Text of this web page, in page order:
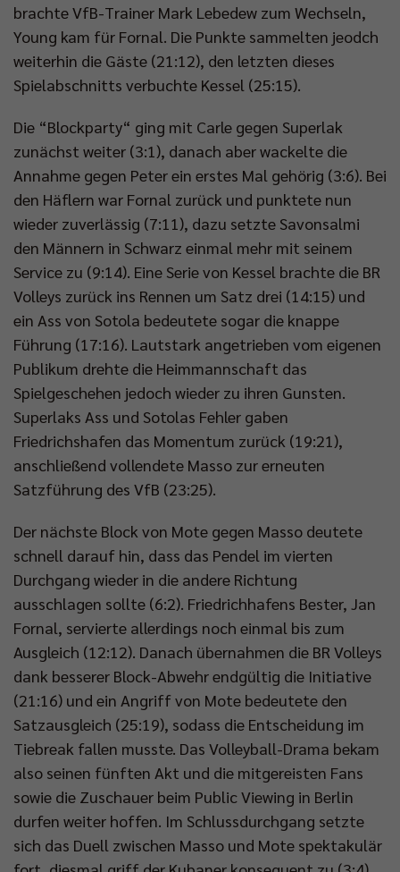
brachte VfB-Trainer Mark Lebedew zum Wechseln,
Young kam für Fornal. Die Punkte sammelten jeodch
weiterhin die Gäste (21:12), den letzten dieses
Spielabschnitts verbuchte Kessel (25:15).
Die “Blockparty“ ging mit Carle gegen Superlak
zunächst weiter (3:1), danach aber wackelte die
Annahme gegen Peter ein erstes Mal gehörig (3:6). Bei
den Häflern war Fornal zurück und punktete nun
wieder zuverlässig (7:11), dazu setzte Savonsalmi
den Männern in Schwarz einmal mehr mit seinem
Service zu (9:14). Eine Serie von Kessel brachte die BR
Volleys zurück ins Rennen um Satz drei (14:15) und
ein Ass von Sotola bedeutete sogar die knappe
Führung (17:16). Lautstark angetrieben vom eigenen
Publikum drehte die Heimmannschaft das
Spielgeschehen jedoch wieder zu ihren Gunsten.
Superlaks Ass und Sotolas Fehler gaben
Friedrichshafen das Momentum zurück (19:21),
anschließend vollendete Masso zur erneuten
Satzführung des VfB (23:25).
Der nächste Block von Mote gegen Masso deutete
schnell darauf hin, dass das Pendel im vierten
Durchgang wieder in die andere Richtung
ausschlagen sollte (6:2). Friedrichhafens Bester, Jan
Fornal, servierte allerdings noch einmal bis zum
Ausgleich (12:12). Danach übernahmen die BR Volleys
dank besserer Block-Abwehr endgültig die Initiative
(21:16) und ein Angriff von Mote bedeutete den
Satzausgleich (25:19), sodass die Entscheidung im
Tiebreak fallen musste. Das Volleyball-Drama bekam
also seinen fünften Akt und die mitgereisten Fans
sowie die Zuschauer beim Public Viewing in Berlin
durfen weiter hoffen. Im Schlussdurchgang setzte
sich das Duell zwischen Masso und Mote spektakulär